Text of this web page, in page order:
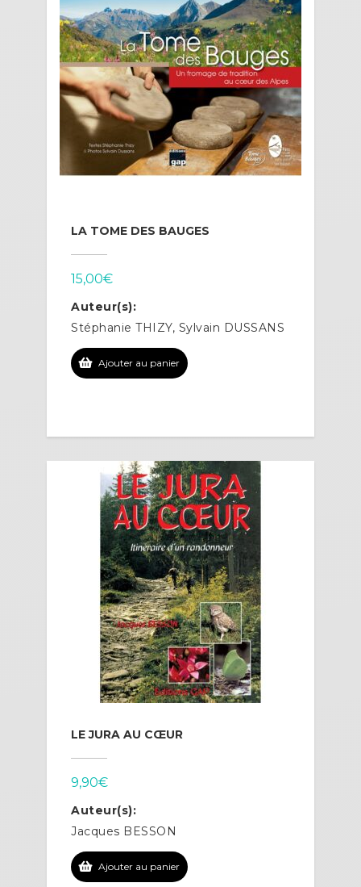
LA TOME DES BAUGES
15,00€
Auteur(s):
Stéphanie THIZY, Sylvain DUSSANS
Ajouter au panier
LE JURA AU CŒUR
9,90€
Auteur(s):
Jacques BESSON
Ajouter au panier